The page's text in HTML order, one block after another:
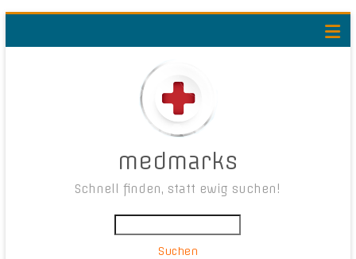
medmarks
Schnell finden, statt ewig suchen!
Suchen